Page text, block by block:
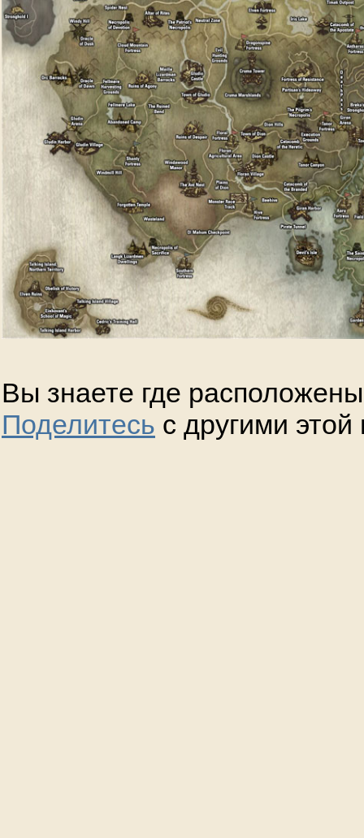
Вы знаете где
Поделитесь с другими